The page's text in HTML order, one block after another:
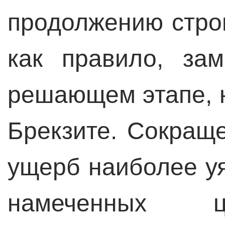
продолжению
как правило,
решающем этапе,
Брекзите.
ущерб наиболее
намеченных